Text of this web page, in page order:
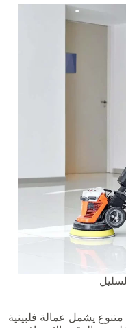
يشمل عمالة فلبينية